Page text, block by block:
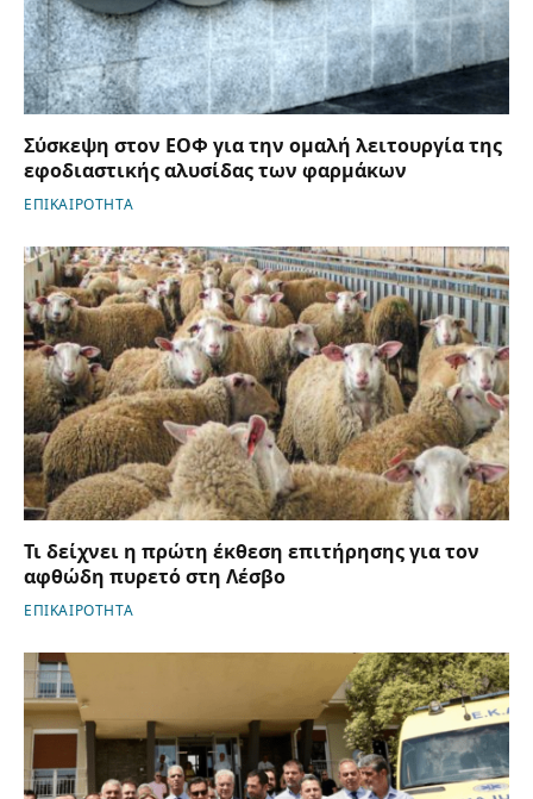
Σύσκεψη στον ΕΟΦ για την ομαλή λειτουργία της
εφοδιαστικής αλυσίδας των φαρμάκων
ΕΠΙΚΑΙΡΟΤΗΤΑ
Τι δείχνει η πρώτη έκθεση επιτήρησης για τον
αφθώδη πυρετό στη Λέσβο
ΕΠΙΚΑΙΡΟΤΗΤΑ